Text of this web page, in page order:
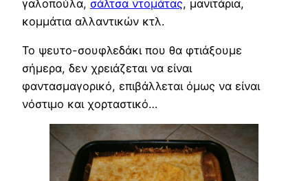
γαλοπούλα, σάλτσα ντομάτας, μανιτάρια,
κομμάτια αλλαντικών κτλ.
Το ψευτο-σουφλεδάκι που θα φτιάξουμε
σήμερα, δεν χρειάζεται να είναι
φαντασμαγορικό, επιβάλλεται όμως να είναι
νόστιμο και χορταστικό…